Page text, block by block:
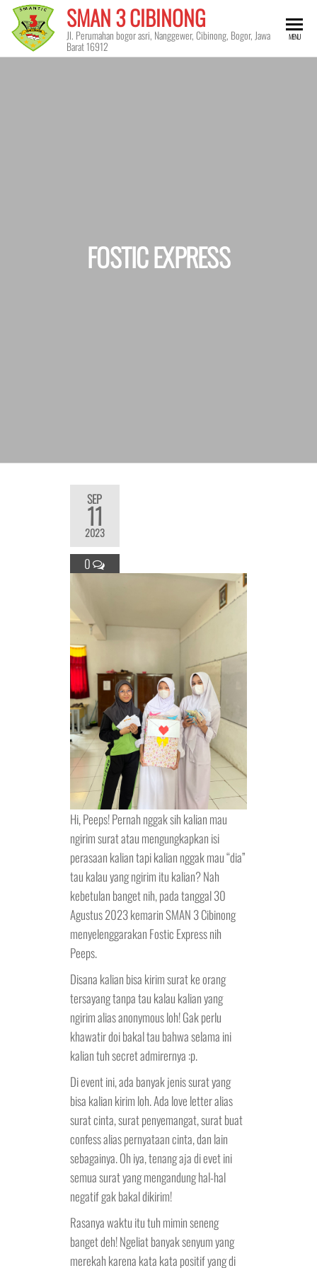
Skip
SMAN 3 CIBINONG
Jl. Perumahan bogor asri, Nanggewer, Cibinong, Bogor, Jawa
Barat 16912
MENU
FOSTIC EXPRESS
SEP
11
2023
0
Hi, Peeps! Pernah nggak sih kalian mau
ngirim surat atau mengungkapkan isi
perasaan kalian tapi kalian nggak mau “dia”
tau kalau yang ngirim itu kalian? Nah
kebetulan banget nih, pada tanggal 30
Agustus 2023 kemarin SMAN 3 Cibinong
menyelenggarakan Fostic Express nih
Peeps.
Disana kalian bisa kirim surat ke orang
tersayang tanpa tau kalau kalian yang
ngirim alias anonymous loh! Gak perlu
khawatir doi bakal tau bahwa selama ini
kalian tuh secret admirernya :p.
Di event ini, ada banyak jenis surat yang
bisa kalian kirim loh. Ada love letter alias
surat cinta, surat penyemangat, surat buat
confess alias pernyataan cinta, dan lain
sebagainya. Oh iya, tenang aja di evet ini
semua surat yang mengandung hal-hal
negatif gak bakal dikirim!
Rasanya waktu itu tuh mimin seneng
banget deh! Ngeliat banyak senyum yang
merekah karena kata kata positif yang di